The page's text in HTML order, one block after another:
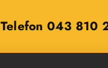
Telefon 043 810